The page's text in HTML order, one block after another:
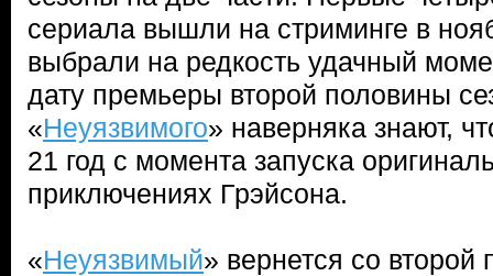
сериала вышли на стриминге в
выбрали на редкость удачный
дату премьеры второй половины
«Неуязвимого» наверняка знают,
21 год с момента запуска
приключениях Грэйсона.
«Неуязвимый» вернется со второй